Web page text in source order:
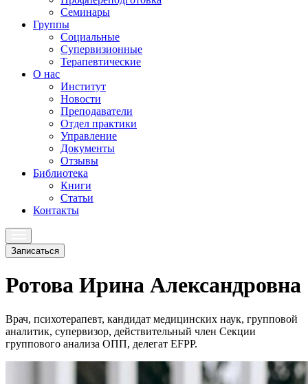
Семинары
Группы
Социальные
Супервизионные
Терапевтические
О нас
Институт
Новости
Преподаватели
Отдел практики
Управление
Документы
Отзывы
Библиотека
Книги
Статьи
Контакты
Записаться
Ротова Ирина Александровна
Врач, психотерапевт, кандидат медицинских наук, групповой
аналитик, супервизор, действительный член Секции
группового анализа ОПП, делегат EFPP.